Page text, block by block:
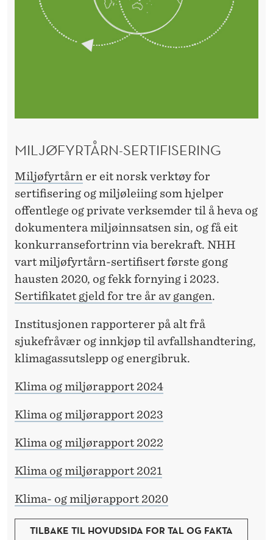
MILJØFYRTÅRN-SERTIFISERING
Miljøfyrtårn er eit norsk verktøy for
sertifisering og miljøleiing som hjelper
offentlege og private verksemder til å heva og
dokumentera miljøinnsatsen sin, og få eit
konkurransefortrinn via berekraft. NHH
vart miljøfyrtårn-sertifisert første gong
hausten 2020, og fekk fornying i 2023.
Sertifikatet gjeld for tre år av gangen.
Institusjonen rapporterer på alt frå
sjukefråvær og innkjøp til avfallshandtering,
klimagassutslepp og energibruk.
Klima og miljørapport 2024
Klima og miljørapport 2023
Klima og miljørapport 2022
Klima og miljørapport 2021
Klima- og miljørapport 2020
TILBAKE TIL HOVUDSIDA FOR TAL OG FAKTA